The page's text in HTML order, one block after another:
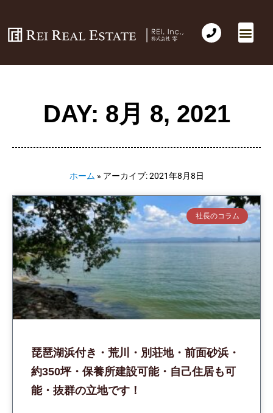
DAY: 8月 8, 2021
ホーム » アーカイブ: 2021年8月8日
社長のコラム
琵琶湖浜付き・荒川・別荘地・前面砂浜・
約350坪・保養所建設可能・自己住居も可
能・抜群の立地です！